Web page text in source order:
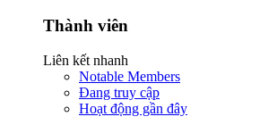
Thành viên
Liên kết nhanh
Notable Members
Đang truy cập
Hoạt động gần đây